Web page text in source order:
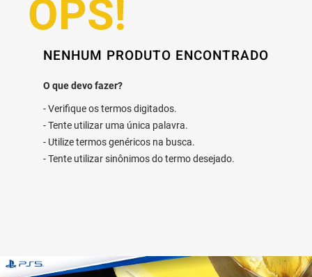
NENHUM PRODUTO ENCONTRADO
Verifique os termos digitados.
Tente utilizar uma única palavra.
Utilize termos genéricos na busca.
Tente utilizar sinônimos do termo desejado.